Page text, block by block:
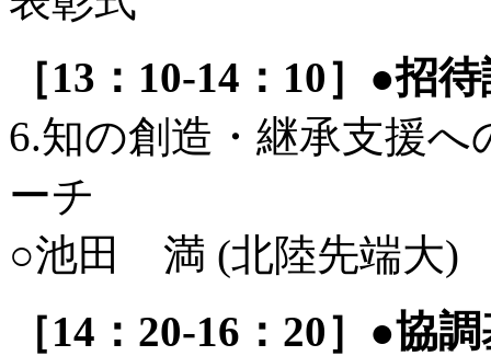
［13：10-14：10］●招
6.知の創造・継承支援
ーチ
○池田 満 (北陸先端大)
［14：20-16：20］●協